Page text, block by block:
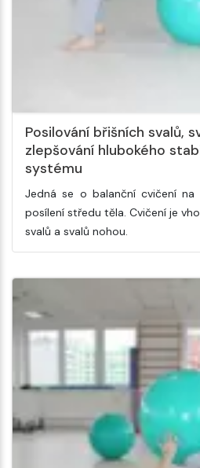
Posilování břišních svalů,
zlepšování hlubokého
systému
Jedná se o balanční cvičení
posílení středu těla. Cvičení je
svalů a svalů nohou.